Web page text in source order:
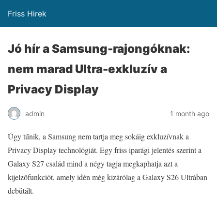
Friss Hirek
Jó hír a Samsung-rajongóknak:
nem marad Ultra-exkluzív a
Privacy Display
admin 1 month ago
Úgy tűnik, a Samsung nem tartja meg sokáig exkluzívnak a
Privacy Display technológiát. Egy friss iparági jelentés szerint a
Galaxy S27 család mind a négy tagja megkaphatja azt a
kijelzőfunkciót, amely idén még kizárólag a Galaxy S26 Ultrában
debütált.